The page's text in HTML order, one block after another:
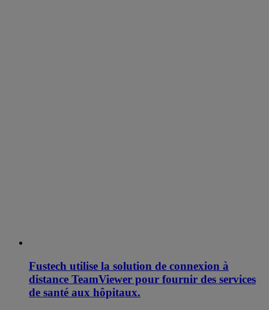
Fustech utilise la solution de connexion à
distance TeamViewer pour fournir des services
de santé aux hôpitaux.